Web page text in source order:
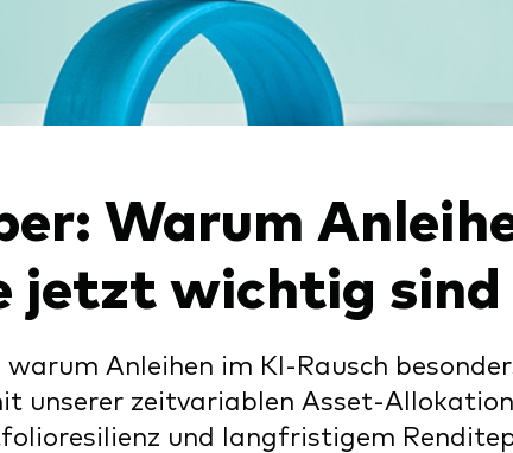
ETFs
Warum
jetzt wichtig sind
Anleihen im KI-Rausch
unserer zeitvariablen Asset-
und langfristigem